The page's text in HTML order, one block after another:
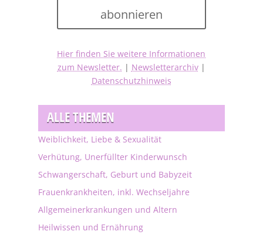
abonnieren
Hier finden Sie weitere Informationen
zum Newsletter. | Newsletterarchiv|
Datenschutzhinweis
ALLE THEMEN
Weiblichkeit, Liebe & Sexualität
Verhütung, Unerfüllter Kinderwunsch
Schwangerschaft, Geburt und Babyzeit
Frauenkrankheiten, inkl. Wechseljahre
Allgemeinerkrankungen und Altern
Heilwissen und Ernährung